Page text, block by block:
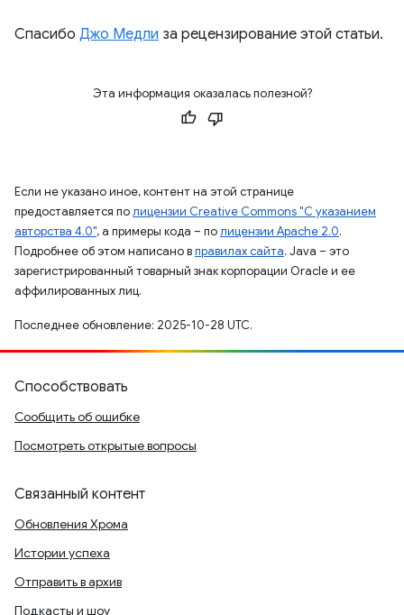
Спасибо Джо Медли за рецензирование этой статьи.
Эта информация оказалась полезной?
Если не указано иное, контент на этой странице
предоставляется полицензии Creative Commons "С указанием
авторства 4.0", а примеры кода – полицензии Apache 2.0.
Подробнее об этом написано вправилах сайта. Java – это
зарегистрированный товарный знак корпорации Oracle и ее
аффилированных лиц.
Последнее обновление: 2025-10-28 UTC.
Способствовать
Сообщить об ошибке
Посмотреть открытые вопросы
Связанный контент
Обновления Хрома
Истории успеха
Отправить в архив
Подкасты и шоу